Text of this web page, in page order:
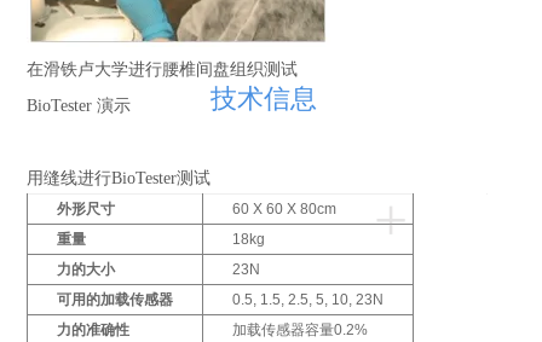
在滑铁卢大学进行腰椎间盘组织测试
BioTester 演示
用缝线进行BioTester测试
技术信息
+
外形尺寸
60 X 60 X 80cm
重量
18kg
力的大小
23N
可用的加载传感器
0.5, 1.5, 2.5, 5, 10, 23N
力的准确性
加载传感器容量0.2%